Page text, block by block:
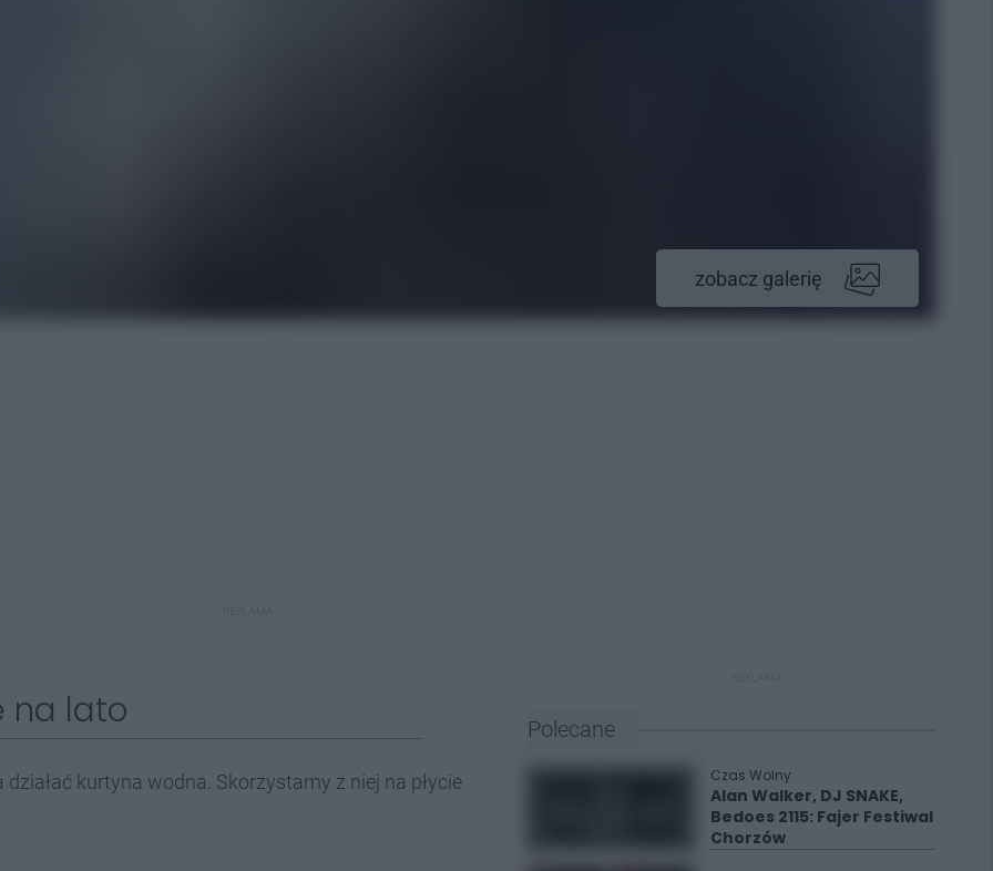
zobacz galerię
na lato
kurtyna wodna. Skorzystamy z niej na płycie
Polecane
Czas Wolny
Alan Walker, DJ SNAKE,
Bedoes 2115: Fajer Festiwal
Chorzów